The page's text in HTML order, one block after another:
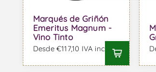
Marqués de Griñón
Emeritus Magnum -
Vino Tinto
Desde €117,10 IVA incl.